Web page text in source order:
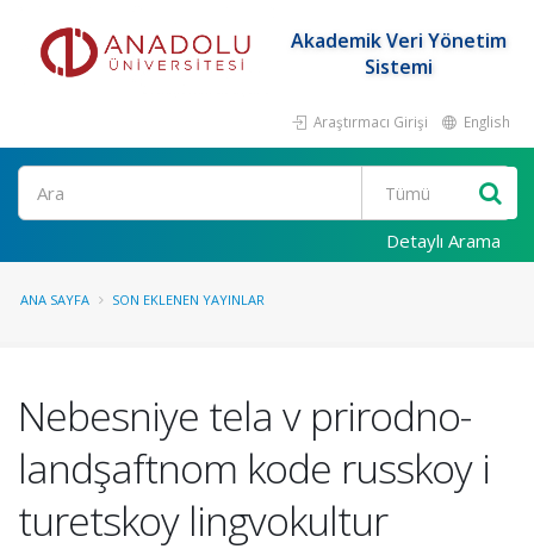
Akademik Veri Yönetim
Sistemi
Araştırmacı Girişi English
Ara
Detaylı Arama
ANA SAYFA SON EKLENEN YAYINLAR
Nebesniye tela v prirodno-
landşaftnom kode russkoy i
turetskoy lingvokultur